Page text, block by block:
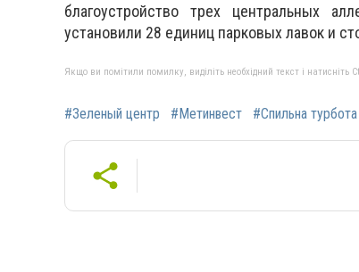
благоустройство трех центральных
установили 28 единиц парковых лавок и
Якщо ви помітили помилку, виділіть необхідний текст і натисніть
#Зеленый центр #Метинвест #Спильна турбота